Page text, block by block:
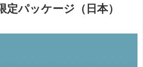
定パッケージ（日本）